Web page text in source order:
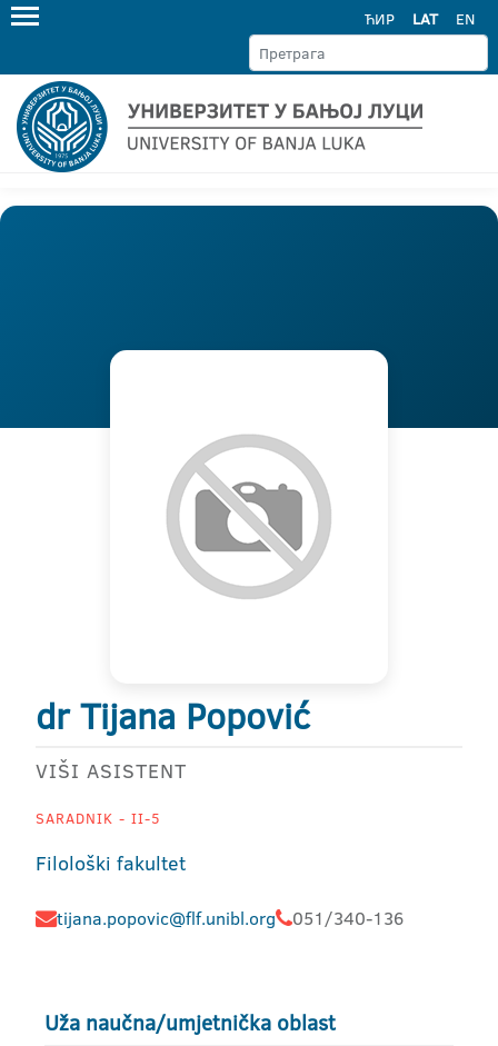
ЋИР LAT EN
dr Tijana Popović
VIŠI ASISTENT
SARADNIK - II-5
Filološki fakultet
tijana.popovic@flf.unibl.org 051/340-136
Uža naučna/umjetnička oblast